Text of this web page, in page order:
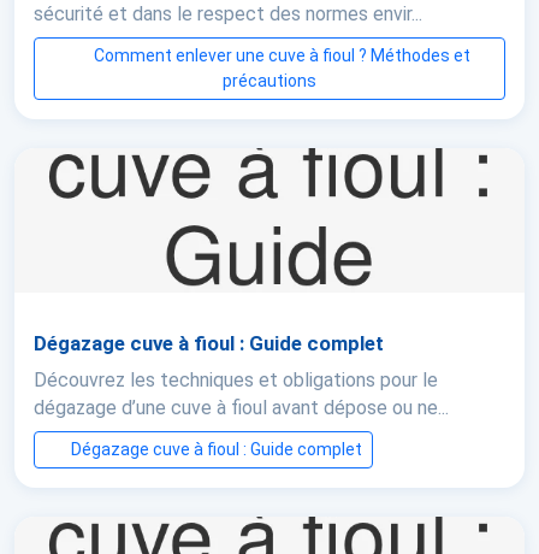
sécurité et dans le respect des normes envir...
Comment enlever une cuve à fioul ? Méthodes et
précautions
Dégazage cuve à fioul : Guide complet
Découvrez les techniques et obligations pour le
dégazage d’une cuve à fioul avant dépose ou ne...
Dégazage cuve à fioul : Guide complet